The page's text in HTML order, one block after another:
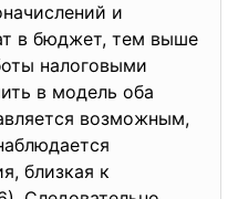
и
в бюджет, тем выше
налоговыми
в модель оба
возможным,
близкая к